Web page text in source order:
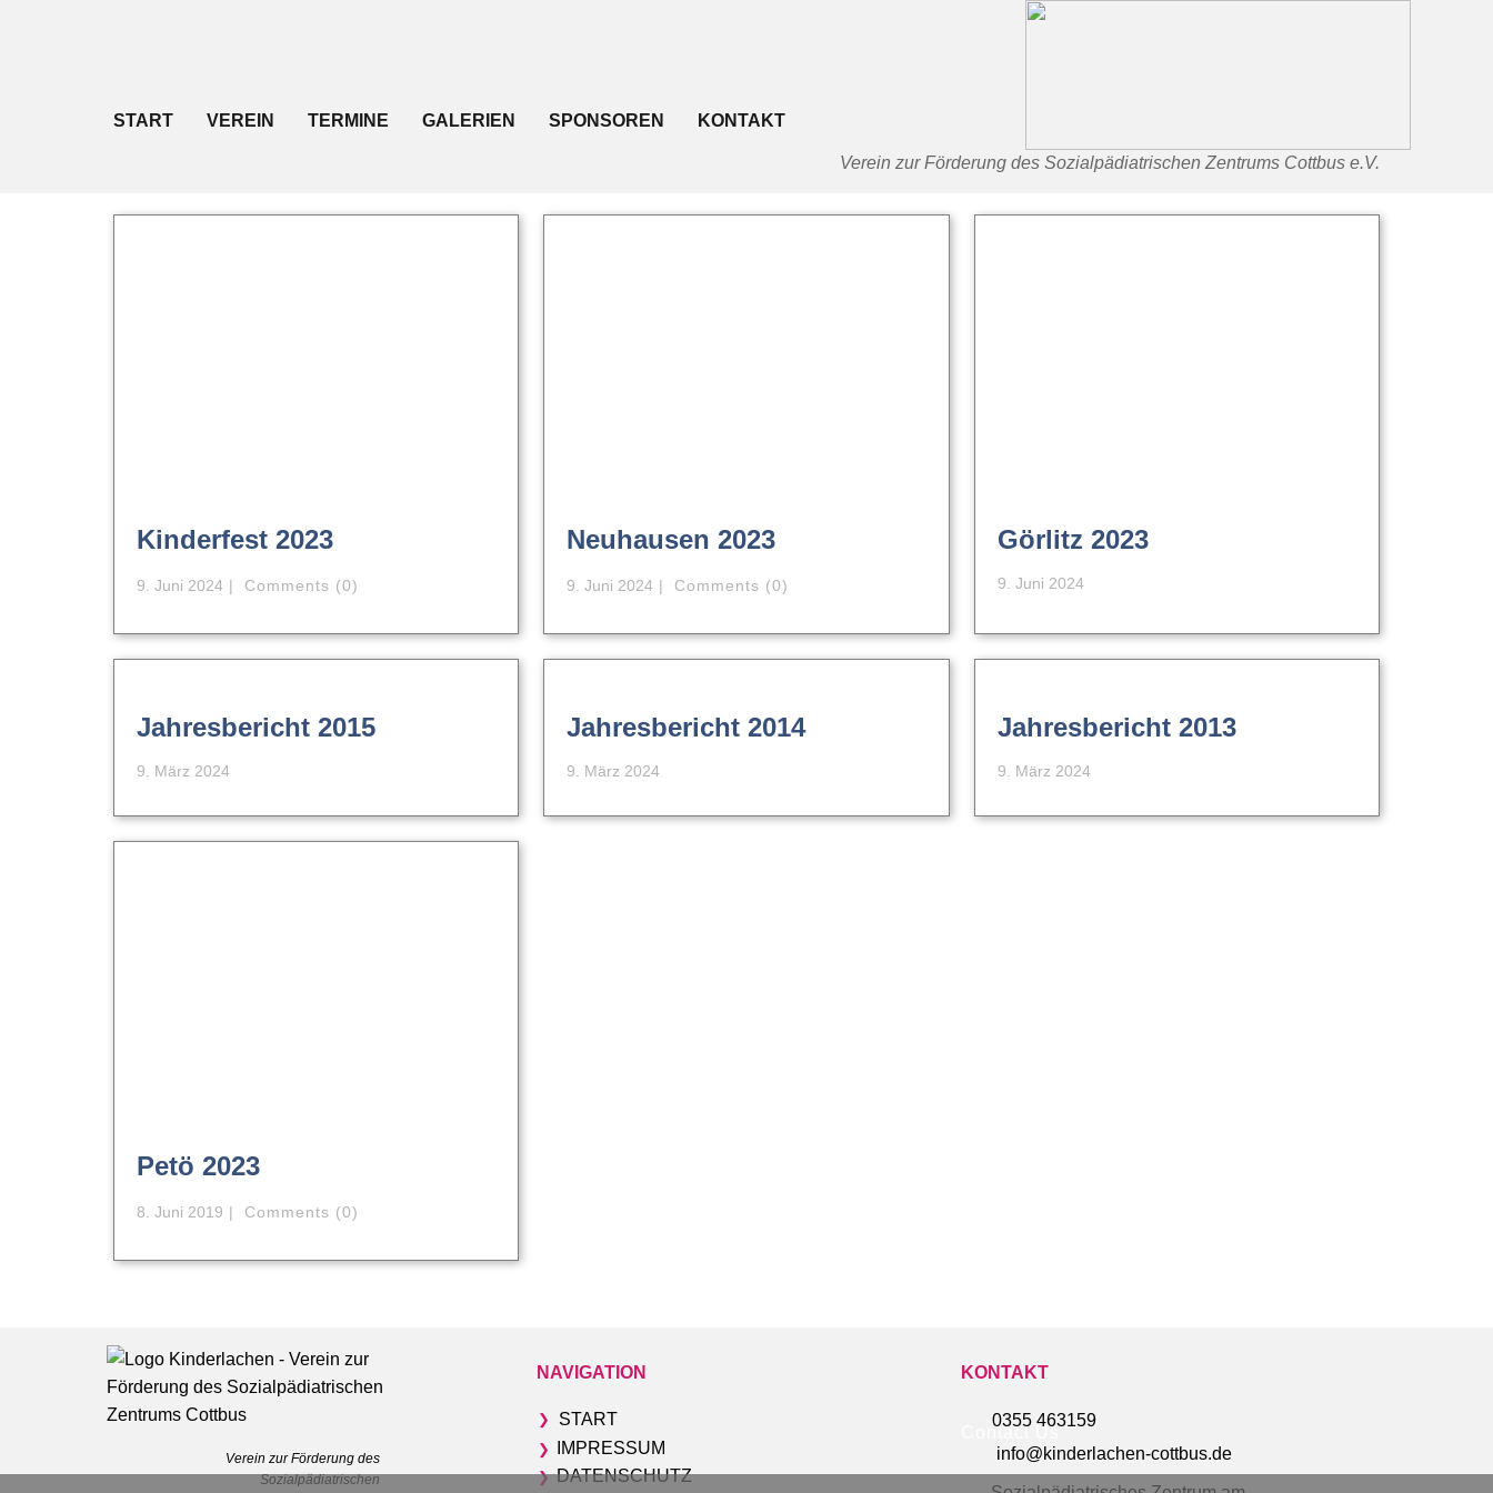
START VEREIN TERMINE GALERIEN SPONSOREN KONTAKT
Verein zur Förderung des Sozialpädiatrischen Zentrums Cottbus e.V.
Kinderfest 2023
9. Juni 2024 Comments (0)
Neuhausen 2023
9. Juni 2024 Comments (0)
Görlitz 2023
9. Juni 2024
Jahresbericht 2015
9. März 2024
Jahresbericht 2014
9. März 2024
Jahresbericht 2013
9. März 2024
Petö 2023
8. Juni 2019 Comments (0)
Verein zur Förderung des
Sozialpädiatrischen
NAVIGATION
❯ START
❯ IMPRESSUM
❯ DATENSCHUTZ
KONTAKT
Contact Us
0355 463159
info@kinderlachen-cottbus.de